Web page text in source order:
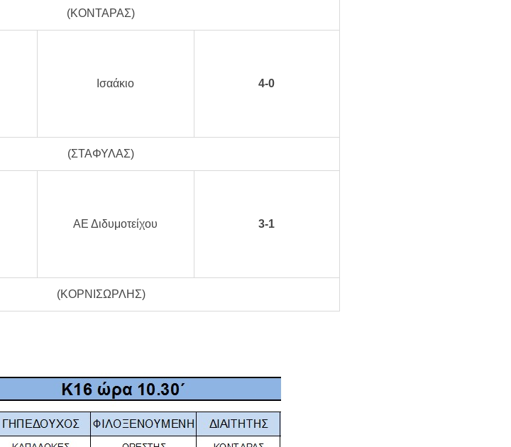
(ΚΟΝΤΑΡΑΣ)
Ισαάκιο 4-0
(ΣΤΑΦΥΛΑΣ)
ΑΕ Διδυμοτείχου 3-1
(ΚΟΡΝΙΣΩΡΛΗΣ)